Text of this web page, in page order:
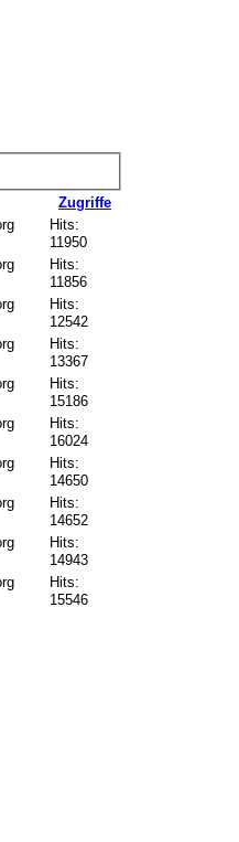
Zugriffe
Hits:
11950
Hits:
11856
Hits:
12542
Hits:
13367
Hits:
15186
Hits:
16024
Hits:
14650
Hits:
14652
Hits:
14943
Hits:
15546